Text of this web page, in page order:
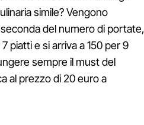
simile? Vengono
del numero di portate,
piatti e si arriva a 150 per 9
sempre il must del
al prezzo di 20 euro a